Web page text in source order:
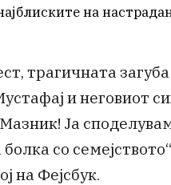
на
трагичната
и неговиот
Ја
со
на Фејсбук.